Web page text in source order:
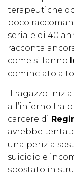
terapeutiche
poco
seriale di 40
racconta
come si fanno
cominciato a
Il ragazzo
all’inferno tra
carcere di
avrebbe
una perizia
suicidio e
spostato in